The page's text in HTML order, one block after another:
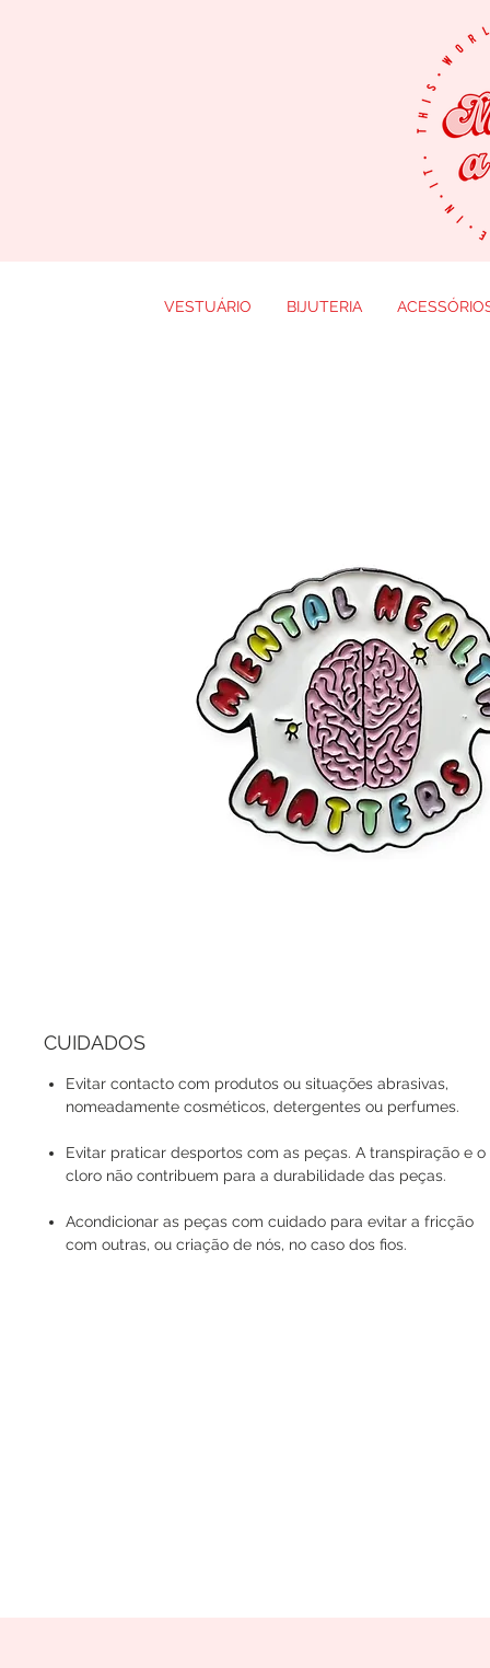
CUIDADOS
Evitar contacto com produtos ou situações abrasivas,
nomeadamente cosméticos, detergentes ou perfumes.
Evitar praticar desportos com as peças. A transpiração e o
cloro não contribuem para a durabilidade das peças.
Acondicionar as peças com cuidado para evitar a fricção
com outras, ou criação de nós, no caso dos fios.
VESTUÁRIO BIJUTERIA